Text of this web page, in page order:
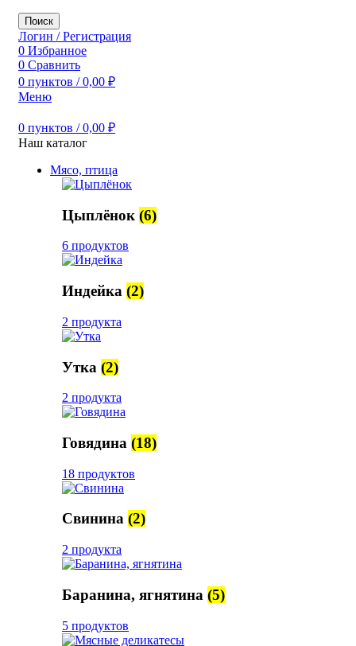
Поиск
Логин / Регистрация
0 Избранное
0 Сравнить
0 пунктов / 0,00 ₽
Меню
0 пунктов / 0,00 ₽
Наш каталог
Мясо, птица
Цыплёнок (6)
6 продуктов
Индейка (2)
2 продукта
Утка (2)
2 продукта
Говядина (18)
18 продуктов
Свинина (2)
2 продукта
Баранина, ягнятина (5)
5 продуктов